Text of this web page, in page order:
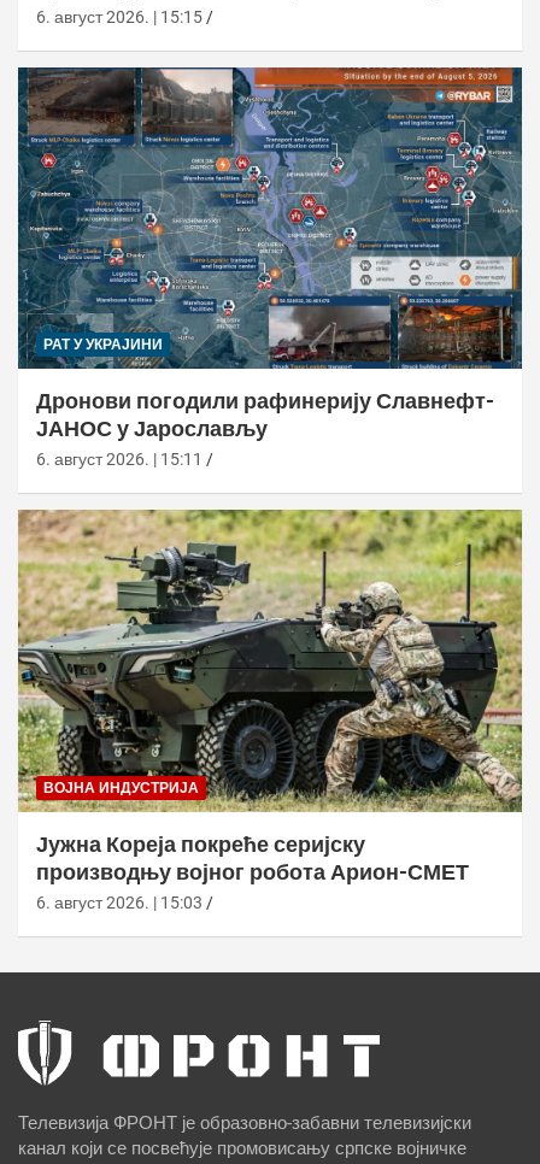
6. август 2026. | 15:15
РАТ У УКРАЈИНИ
Дронови погодили рафинерију Славнефт-
ЈАНОС у Јарослављу
6. август 2026. | 15:11
ВОЈНА ИНДУСТРИЈА
Јужна Кореја покреће серијску
производњу војног робота Арион-СМЕТ
6. август 2026. | 15:03
Телевизија ФРОНТ је образовно-забавни телевизијски
канал који се посвећује промовисању српске војничке